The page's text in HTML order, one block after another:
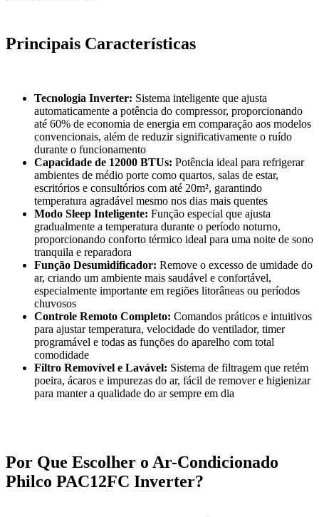
Principais Características
Tecnologia Inverter: Sistema inteligente que ajusta
automaticamente a potência do compressor, proporcionando
até 60% de economia de energia em comparação aos modelos
convencionais, além de reduzir significativamente o ruído
durante o funcionamento
Capacidade de 12000 BTUs: Potência ideal para refrigerar
ambientes de médio porte como quartos, salas de estar,
escritórios e consultórios com até 20m², garantindo
temperatura agradável mesmo nos dias mais quentes
Modo Sleep Inteligente: Função especial que ajusta
gradualmente a temperatura durante o período noturno,
proporcionando conforto térmico ideal para uma noite de sono
tranquila e reparadora
Função Desumidificador: Remove o excesso de umidade do
ar, criando um ambiente mais saudável e confortável,
especialmente importante em regiões litorâneas ou períodos
chuvosos
Controle Remoto Completo: Comandos práticos e intuitivos
para ajustar temperatura, velocidade do ventilador, timer
programável e todas as funções do aparelho com total
comodidade
Filtro Removível e Lavável: Sistema de filtragem que retém
poeira, ácaros e impurezas do ar, fácil de remover e higienizar
para manter a qualidade do ar sempre em dia
Por Que Escolher o Ar-Condicionado
Philco PAC12FC Inverter?